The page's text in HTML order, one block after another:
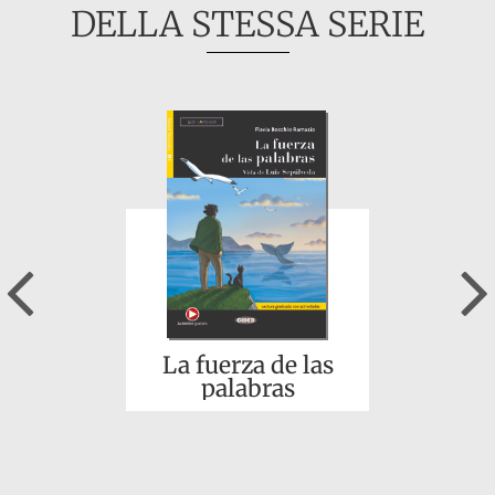
DELLA STESSA SERIE
La fuerza de las
palabras
Previous